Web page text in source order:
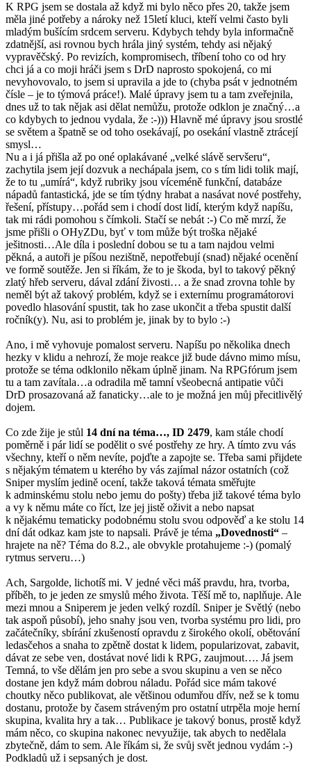
K RPG jsem se dostala až když mi bylo něco přes 20, takže jsem
měla jiné potřeby a nároky než 15letí kluci, kteří velmi často byli
mladým bušícím srdcem serveru. Kdybych tehdy byla informačně
zdatnější, asi rovnou bych hrála jiný systém, tehdy asi nějaký
vypravěčský. Po revizích, kompromisech, tříbení toho co od hry
chci já a co moji hráči jsem s DrD naprosto spokojená, co mi
nevyhovovalo, to jsem si upravila a jde to (chyba psát v jednotném
čísle – je to týmová práce!). Malé úpravy jsem tu a tam zveřejnila,
dnes už to tak nějak asi dělat nemůžu, protože odklon je značný…a
co kdybych to jednou vydala, že :-))) Hlavně mé úpravy jsou srostlé
se světem a špatně se od toho osekávají, po osekání vlastně ztrácejí
smysl…
Nu a i já přišla až po oné oplakávané „velké slávě servšeru“,
zachytila jsem její dozvuk a nechápala jsem, co s tím lidi tolik mají,
že to tu „umírá“, když rubriky jsou víceméně funkční, databáze
nápadů fantastická, jde se tím týdny hrabat a nasávat nové postřehy,
řešení, přístupy…pořád sem i chodí dost lidí, kterým když napíšu,
tak mi rádi pomohou s čímkoli. Stačí se nebát :-) Co mě mrzí, že
jsme přišli o OHyZDu, byť v tom může být troška nějaké
ješitnosti…Ale díla i poslední dobou se tu a tam najdou velmi
pěkná, a autoři je píšou nezištně, nepotřebují (snad) nějaké ocenění
ve formě soutěže. Jen si říkám, že to je škoda, byl to takový pěkný
zlatý hřeb serveru, dával zdání živosti… a že snad zrovna tohle by
neměl být až takový problém, když se i externímu programátorovi
povedlo hlasování spustit, tak ho zase ukončit a třeba spustit další
ročník(y). Nu, asi to problém je, jinak by to bylo :-)
Ano, i mě vyhovuje pomalost serveru. Napíšu po několika dnech
hezky v klidu a nehrozí, že moje reakce již bude dávno mimo mísu,
protože se téma odklonilo někam úplně jinam. Na RPGfórum jsem
tu a tam zavítala…a odradila mě tamní všeobecná antipatie vůči
DrD prosazovaná až fanaticky…ale to je možná jen můj přecitlivělý
dojem.
Co zde žije je stůl 14 dní na téma…, ID 2479, kam stále chodí
poměrně i pár lidí se podělit o své postřehy ze hry. A tímto zvu vás
všechny, kteří o něm nevíte, pojďte a zapojte se. Třeba sami přijdete
s nějakým tématem u kterého by vás zajímal názor ostatních (což
Sniper myslím jedině ocení, takže taková témata směřujte
k adminskému stolu nebo jemu do pošty) třeba již takové téma bylo
a vy k němu máte co říct, lze jej jistě oživit a nebo napsat
k nějakému tematicky podobnému stolu svou odpověď a ke stolu 14
dní dát odkaz kam jste to napsali. Právě je téma „Dovednosti“ –
hrajete na ně? Téma do 8.2., ale obvykle protahujeme :-) (pomalý
rytmus serveru…)
Ach, Sargolde, lichotíš mi. V jedné věci máš pravdu, hra, tvorba,
příběh, to je jeden ze smyslů mého života. Těší mě to, naplňuje. Ale
mezi mnou a Sniperem je jeden velký rozdíl. Sniper je Světlý (nebo
tak aspoň působí), jeho snahy jsou ven, tvorba systému pro lidi, pro
začátečníky, sbírání zkušeností opravdu z širokého okolí, obětování
ledasčehos a snaha to zpětně dostat k lidem, popularizovat, zabavit,
dávat ze sebe ven, dostávat nové lidi k RPG, zaujmout…. Já jsem
Temná, to vše dělám jen pro sebe a svou skupinu a ven se něco
dostane jen když mám dobrou náladu. Pořád sice mám takové
choutky něco publikovat, ale většinou odumřou dřív, než se k tomu
dostanu, protože by časem stráveným pro ostatní utrpěla moje herní
skupina, kvalita hry a tak… Publikace je takový bonus, prostě když
mám něco, co skupina nakonec nevyužije, tak abych to nedělala
zbytečně, dám to sem. Ale říkám si, že svůj svět jednou vydám :-)
Podkladů už i sepsaných je dost.